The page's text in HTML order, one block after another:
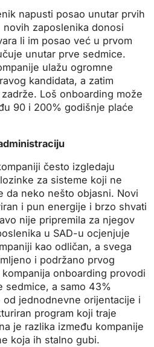
napusti posao unutar prvih
novih zaposlenika donosi
li im posao već u prvom
unutar prve sedmice.
ulažu ogromne
kandidata, a zatim
Loš onboarding može
90 i 200% godišnje plaće
često izgledaju
za sisteme koji ne
da neko nešto objasni. Novi
i pun energije i brzo shvati
nije pripremila za njegov
u SAD-u ocjenjuje
kao odličan, a svega
i podržano prvog
onboarding provodi
sedmice, a samo 43%
jednodnevne orijentacije i
program koji traje
je razlika između kompanije
koja ih stalno gubi.